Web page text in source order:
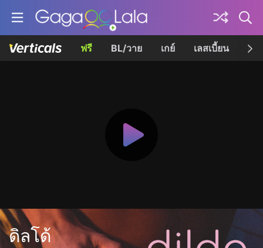
ฟรี BL/วาย เกย์ เลสเบี้ยน เค
ดิลโด้